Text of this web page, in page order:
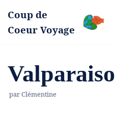
Aller
Coup de
Coeur Voyage
Valparaiso
parClémentine